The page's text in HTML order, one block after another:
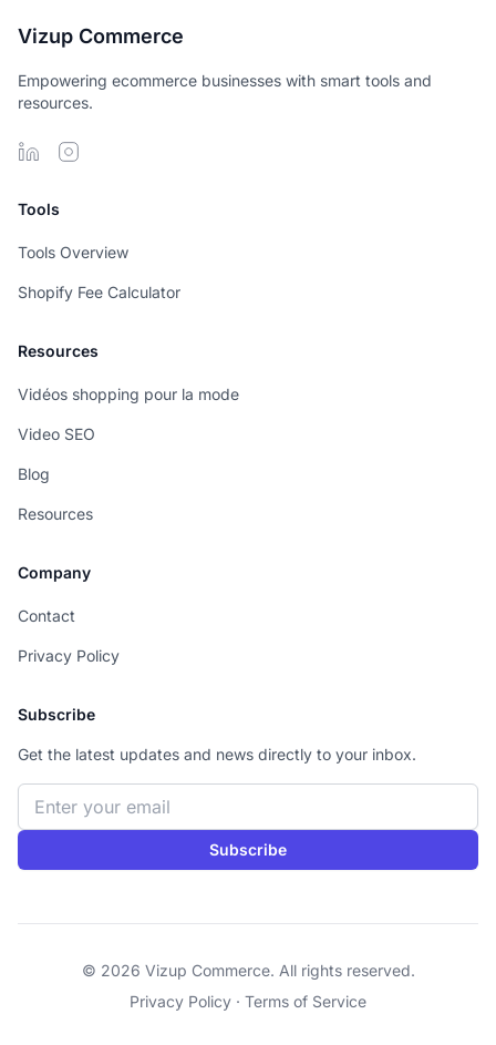
Vizup Commerce
Empowering ecommerce businesses with smart tools and
resources.
Tools
Tools Overview
Shopify Fee Calculator
Resources
Vidéos shopping pour la mode
Video SEO
Blog
Resources
Company
Contact
Privacy Policy
Subscribe
Get the latest updates and news directly to your inbox.
Email address
Subscribe
© 2026 Vizup Commerce. All rights reserved.
Privacy Policy · Terms of Service